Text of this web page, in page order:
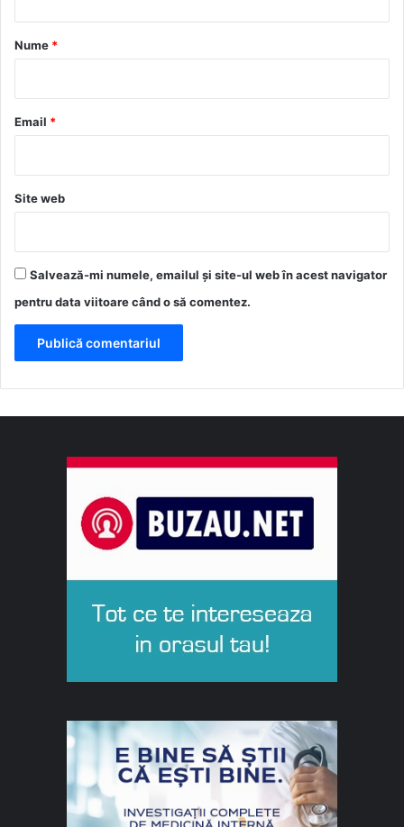
r
*
Nume *
Email *
Site web
Salvează-mi numele, emailul și site-ul web în acest navigator
pentru data viitoare când o să comentez.